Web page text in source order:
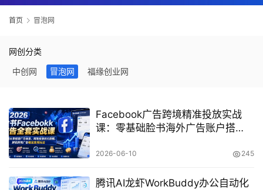
首页 冒泡网
网创分类
中创网
冒泡网 福缘创业网
Facebook广告跨境精准投放实战
课：零基础脸书海外广告账户搭
2026-06-10 245
腾讯AI龙虾WorkBuddy办公自动化